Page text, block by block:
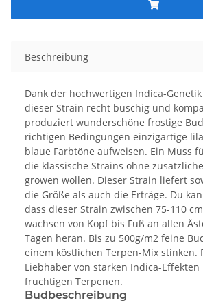
Beschreibung
Dank der hochwertigen Indica-
dieser Strain recht buschig und
produziert wunderschöne frostige
richtigen Bedingungen einzigartige
blaue Farbtöne aufweisen. Ein Muss
die klassische Strains ohne
growen wollen. Dieser Strain liefert
die Größe als auch die Erträge. Du
dass dieser Strain zwischen 75-110
wachsen von Kopf bis Fuß an allen
Tagen heran. Bis zu 500g/m2 feine
einem köstlichen Terpen-Mix stinken.
Liebhaber von starken Indica-
fruchtigen Terpenen.
Budbeschreibung